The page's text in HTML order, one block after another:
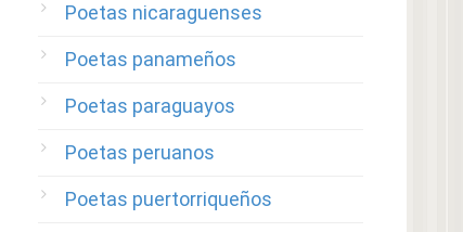
Poetas nicaraguenses
Poetas panameños
Poetas paraguayos
Poetas peruanos
Poetas puertorriqueños